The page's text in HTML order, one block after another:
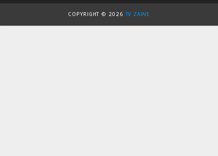
COPYRIGHT © 2026TV ZAINE